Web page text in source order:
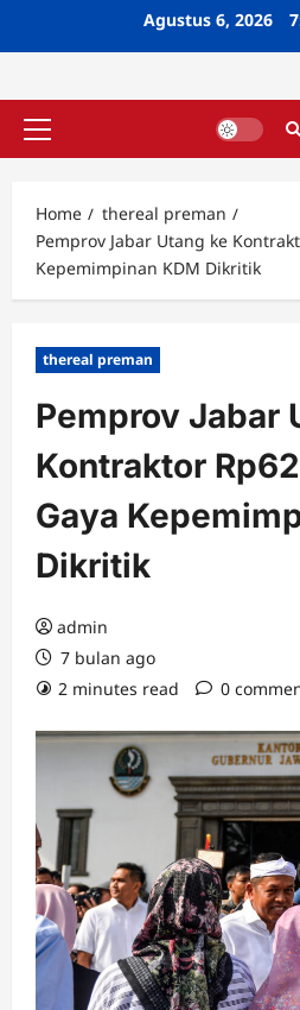
Agustus 6, 2026
Primary
Home
thereal preman
Pemprov Jabar Utang ke
Kepemimpinan KDM Dikritik
thereal preman
Pemprov Jabar
Kontraktor
Gaya
Dikritik
admin
7 bulan ago
2 minutes read
0